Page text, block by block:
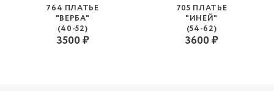
764 ПЛАТЬЕ
"ВЕРБА"
(40-52)
3500 ₽
705 ПЛАТЬЕ
"ИНЕЙ"
(54-62)
3600 ₽